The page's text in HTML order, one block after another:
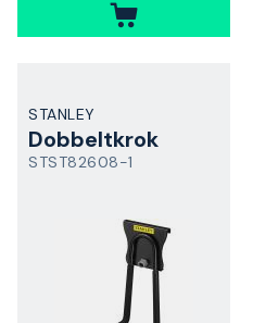
STANLEY
Dobbeltkrok
STST82608-1